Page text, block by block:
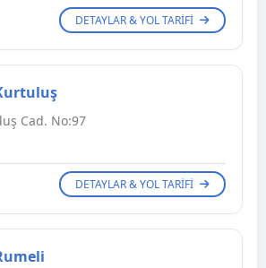
DETAYLAR & YOL TARIFI
Cad. No:97
DETAYLAR & YOL TARIFI